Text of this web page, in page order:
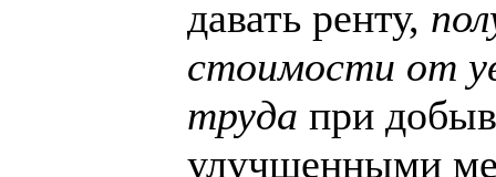
давать ренту,
стоимости от
труда при
улучшенными